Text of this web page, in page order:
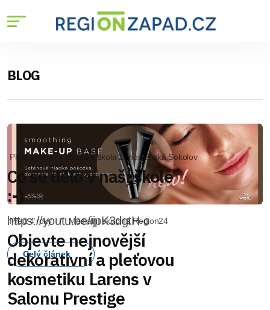
BLOG
Před 4 roky Mediální skupina Region24
Objevte nejnovější
dekorativní a pleťovou
kosmetiku Larens v
Salonu Prestige